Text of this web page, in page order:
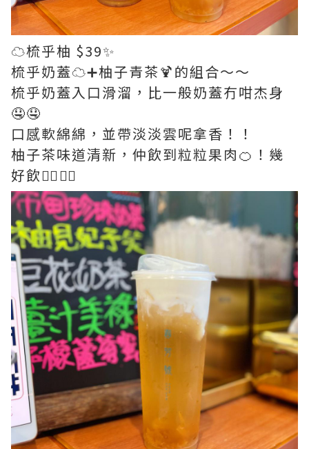
☁️梳乎柚 $39✨
梳乎奶蓋☁️➕柚子青茶🍹的組合～～
梳乎奶蓋入口滑溜，比一般奶蓋冇咁杰身
🤤🤤
口感軟綿綿，並帶淡淡雲呢拿香！！
柚子茶味道清新，仲飲到粒粒果肉🍊！幾
好飲👍🏻👍🏻